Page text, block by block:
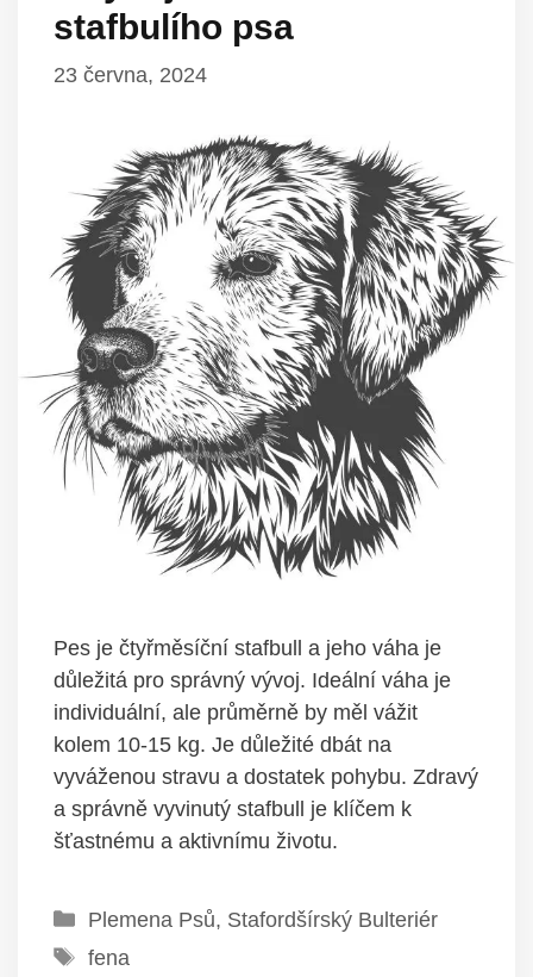
stafbulího psa
23 června, 2024
Pes je čtyřměsíční stafbull a jeho váha je
důležitá pro správný vývoj. Ideální váha je
individuální, ale průměrně by měl vážit
kolem 10-15 kg. Je důležité dbát na
vyváženou stravu a dostatek pohybu. Zdravý
a správně vyvinutý stafbull je klíčem k
šťastnému a aktivnímu životu.
Rubriky
Plemena Psů, Stafordšírský Bulteriér
Štítky
fena